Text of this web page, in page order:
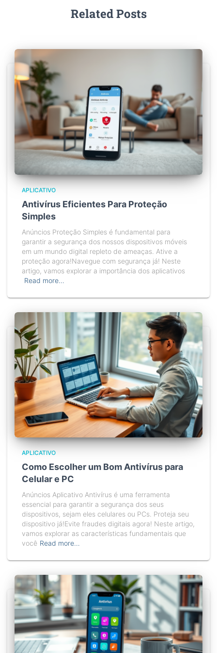
Related Posts
APLICATIVO
Antivírus Eficientes Para Proteção
Simples
Anúncios Proteção Simples é fundamental para
garantir a segurança dos nossos dispositivos móveis
em um mundo digital repleto de ameaças. Ative a
proteção agora!Navegue com segurança já! Neste
artigo, vamos explorar a importância dos aplicativos
Read more…
APLICATIVO
Como Escolher um Bom Antivírus para
Celular e PC
Anúncios Aplicativo Antivírus é uma ferramenta
essencial para garantir a segurança dos seus
dispositivos, sejam eles celulares ou PCs. Proteja seu
dispositivo já!Evite fraudes digitais agora! Neste artigo,
vamos explorar as características fundamentais que
você Read more…